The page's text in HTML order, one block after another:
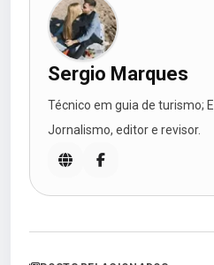
Sergio Marques
Técnico em guia de turismo;
Jornalismo, editor e revisor.